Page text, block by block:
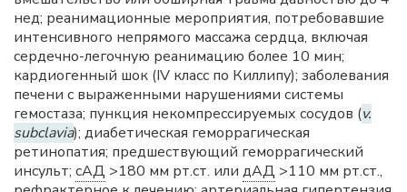
нед; реанимационные мероприятия, потребовавшие
интенсивного непрямого массажа сердца, включая
сердечно-легочную реанимацию более 10 мин;
кардиогенный шок (IV класс по Киллипу); заболевания
печени с выраженными нарушениями системы
гемостаза; пункция некомпрессируемых сосудов (v.
subclavia); диабетическая геморрагическая
ретинопатия; предшествующий геморрагический
инсульт; сАД >180 мм рт.ст. или дАД >110 мм рт.ст.,